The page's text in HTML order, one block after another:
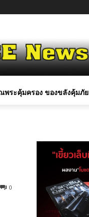
พระคุ้มครอง ของขลังคุ้มภัย
0